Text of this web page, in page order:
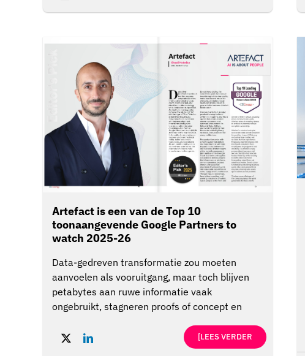
Artefact is een van de Top 10
toonaangevende Google Partners to
watch 2025-26
Data-gedreven transformatie zou moeten
aanvoelen als vooruitgang, maar toch blijven
petabytes aan ruwe informatie vaak
ongebruikt, stagneren proofs of concept en
concurrenten voorop lopen. Artefact stopt die
stagnatie door de intuïtie van “Kunst” te
[LEES VERDER